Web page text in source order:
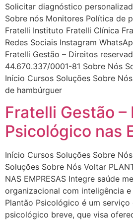
Solicitar diagnóstico
Sobre nós Monitores Política de
Fratelli Instituto Fratelli Clínica
Redes Sociais Instagram
Fratelli Gestão – Direitos
44.670.337/0001-81 Sobre Nós
Início Cursos Soluções Sobre
de hambúrguer
Fratelli Gestão –
Psicológico nas
Início Cursos Soluções Sobre
Soluções Sobre Nós Voltar
NAS EMPRESAS Integre saúde
organizacional com inteligência e
Plantão Psicológico é um
psicológico breve, que visa